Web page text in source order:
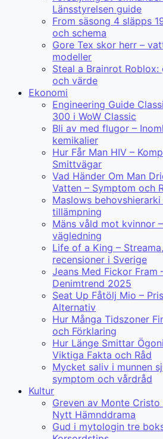
Länsstyrelsen guide
From säsong 4 släpps
och schema
Gore Tex skor herr –
modeller
Steal a Brainrot Roblox:
och värde
Ekonomi
Engineering Guide
300 i WoW Classic
Bli av med flugor –
kemikalier
Hur Får Man HIV –
Smittvägar
Vad Händer Om Man
Vatten – Symptom och
Maslows
tillämpning
Mäns våld mot kvinnor
vägledning
Life of a King –
recensioner i Sverige
Jeans Med Fickor Fram
Denimtrend 2025
Seat Up Fåtölj Mio –
Alternativ
Hur Många Tidszoner
och Förklaring
Hur Länge Smittar
Viktiga Fakta och Råd
Mycket saliv i munnen
symptom och vårdråd
Kultur
Greven av Monte Cristo
Nytt Hämnddrama
Gud i mytologin tre